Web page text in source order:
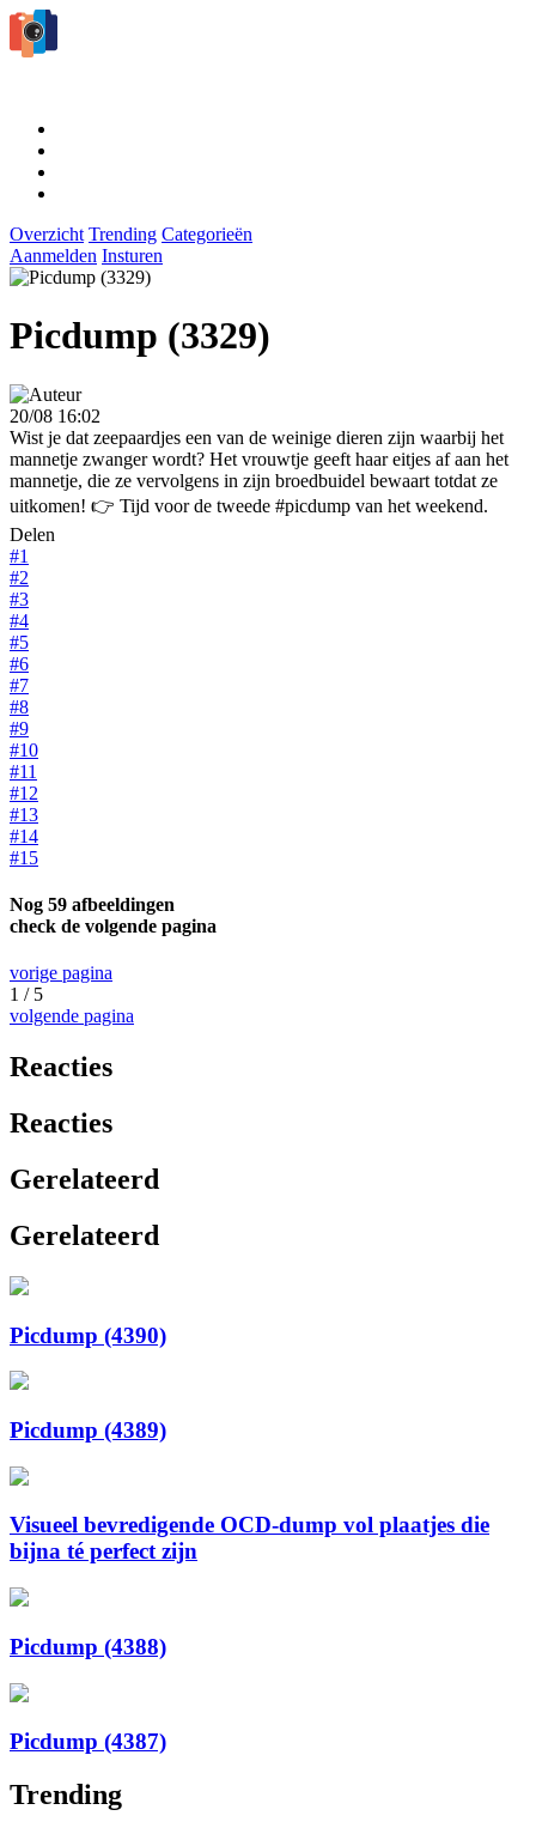
Overzicht Trending Categorieën
Aanmelden Insturen
Picdump (3329)
20/08 16:02
Wist je dat zeepaardjes een van de weinige dieren zijn waarbij het
mannetje zwanger wordt? Het vrouwtje geeft haar eitjes af aan het
mannetje, die ze vervolgens in zijn broedbuidel bewaart totdat ze
uitkomen! 👉 Tijd voor de tweede #picdump van het weekend.
Delen
#1
#2
#3
#4
#5
#6
#7
#8
#9
#10
#11
#12
#13
#14
#15
Nog 59 afbeeldingen
check de volgende pagina
vorige pagina
1 / 5
volgende pagina
Reacties
Reacties
Gerelateerd
Gerelateerd
Picdump (4390)
Picdump (4389)
Visueel bevredigende OCD-dump vol plaatjes die
bijna té perfect zijn
Picdump (4388)
Picdump (4387)
Trending